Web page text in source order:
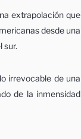
extrapolación que
desde una
sur.
irrevocable de una
de la inmensidad